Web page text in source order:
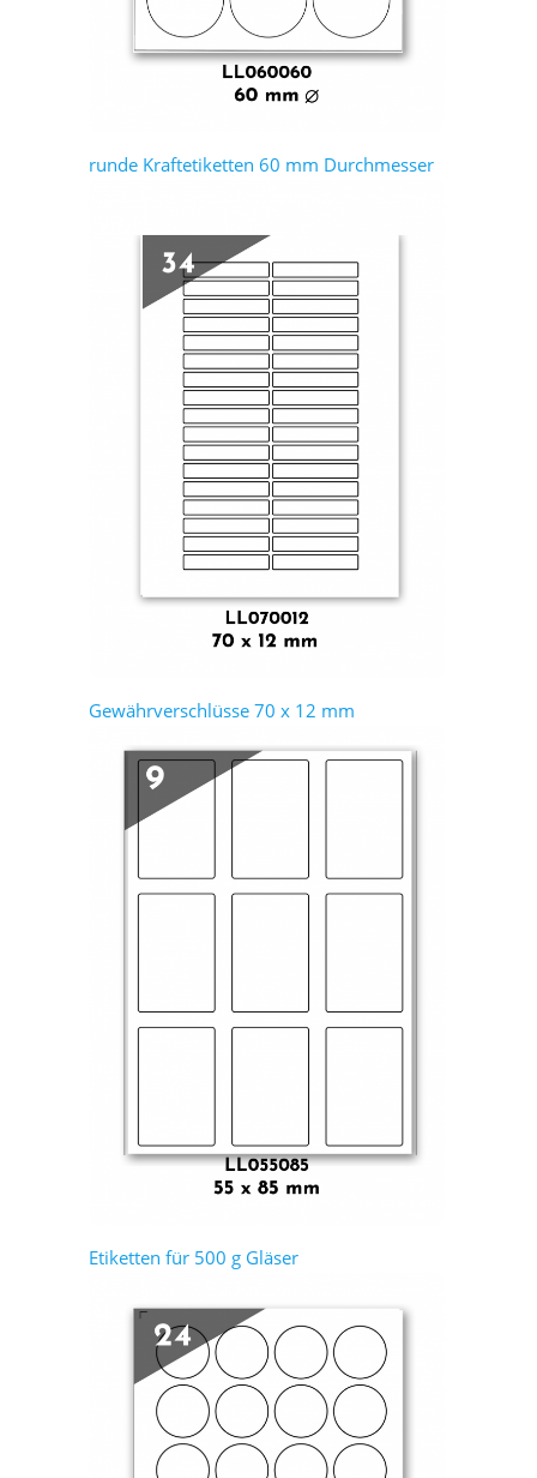
runde Kraftetiketten 60 mm Durchmesser
Gewährverschlüsse 70 x 12 mm
Etiketten für 500 g Gläser